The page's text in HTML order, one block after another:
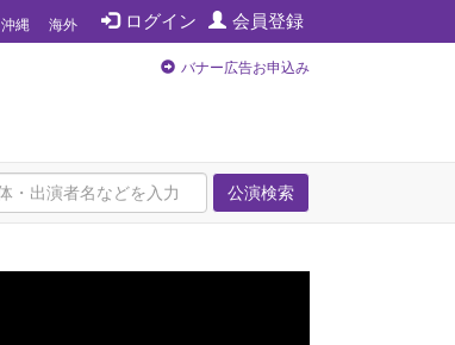
ログイン 会員登録
沖縄 海外
バナー広告お申込み
公演検索